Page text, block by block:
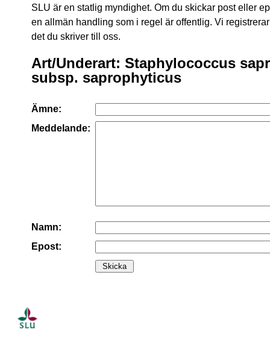
SLU är en statlig myndighet. Om du skickar post eller
en allmän handling som i regel är offentlig. Vi
det du skriver till oss.
Art/Underart: Staphylococcus
subsp. saprophyticus
Ämne:
Meddelande:
Namn:
Epost: